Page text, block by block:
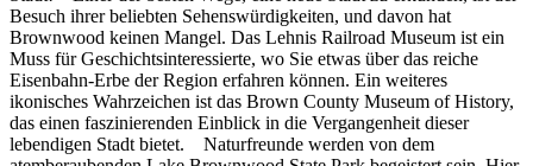
Besuch ihrer beliebten Sehenswürdigkeiten, und davon hat
Brownwood keinen Mangel. Das Lehnis Railroad Museum ist ein
Muss für Geschichtsinteressierte, wo Sie etwas über das reiche
Eisenbahn-Erbe der Region erfahren können. Ein weiteres
ikonisches Wahrzeichen ist das Brown County Museum of History,
das einen faszinierenden Einblick in die Vergangenheit dieser
lebendigen Stadt bietet. Naturfreunde werden von dem